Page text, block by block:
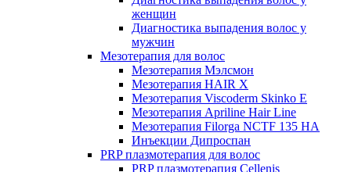
женщин
Диагностика выпадения волос у
мужчин
Мезотерапия для волос
Мезотерапия Мэлсмон
Мезотерапия HAIR X
Мезотерапия Viscoderm Skinko E
Мезотерапия Apriline Hair Line
Мезотерапия Filorga NCTF 135 HA
Инъекции Дипроспан
PRP плазмотерапия для волос
PRP плазмотерапия Cellenis